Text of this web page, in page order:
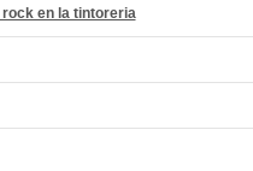
en la tintoreria